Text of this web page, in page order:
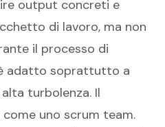
output concreti e
di lavoro, ma non
il processo di
adatto soprattutto a
turbolenza. Il
uno scrum team.